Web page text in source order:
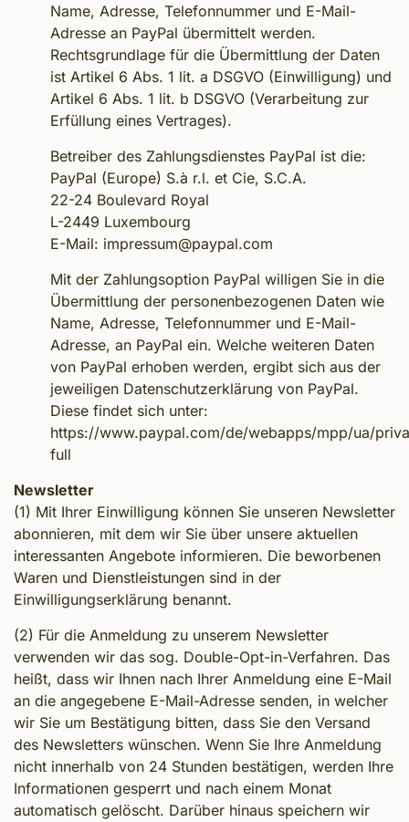
Name, Adresse, Telefonnummer und E-Mail-
Adresse an PayPal übermittelt werden.
Rechtsgrundlage für die Übermittlung der Daten
ist Artikel 6 Abs. 1 lit. a DSGVO (Einwilligung) und
Artikel 6 Abs. 1 lit. b DSGVO (Verarbeitung zur
Erfüllung eines Vertrages).
Betreiber des Zahlungsdienstes PayPal ist die:
PayPal (Europe) S.à r.l. et Cie, S.C.A.
22-24 Boulevard Royal
L-2449 Luxembourg
E-Mail: impressum@paypal.com
Mit der Zahlungsoption PayPal willigen Sie in die
Übermittlung der personenbezogenen Daten wie
Name, Adresse, Telefonnummer und E-Mail-
Adresse, an PayPal ein. Welche weiteren Daten
von PayPal erhoben werden, ergibt sich aus der
jeweiligen Datenschutzerklärung von PayPal.
Diese findet sich unter:
https://www.paypal.com/de/webapps/mpp/ua/
full
Newsletter
(1) Mit Ihrer Einwilligung können Sie unseren Newsletter
abonnieren, mit dem wir Sie über unsere aktuellen
interessanten Angebote informieren. Die beworbenen
Waren und Dienstleistungen sind in der
Einwilligungserklärung benannt.
(2) Für die Anmeldung zu unserem Newsletter
verwenden wir das sog. Double-Opt-in-Verfahren. Das
heißt, dass wir Ihnen nach Ihrer Anmeldung eine E-Mail
an die angegebene E-Mail-Adresse senden, in welcher
wir Sie um Bestätigung bitten, dass Sie den Versand
des Newsletters wünschen. Wenn Sie Ihre Anmeldung
nicht innerhalb von 24 Stunden bestätigen, werden Ihre
Informationen gesperrt und nach einem Monat
automatisch gelöscht. Darüber hinaus speichern wir